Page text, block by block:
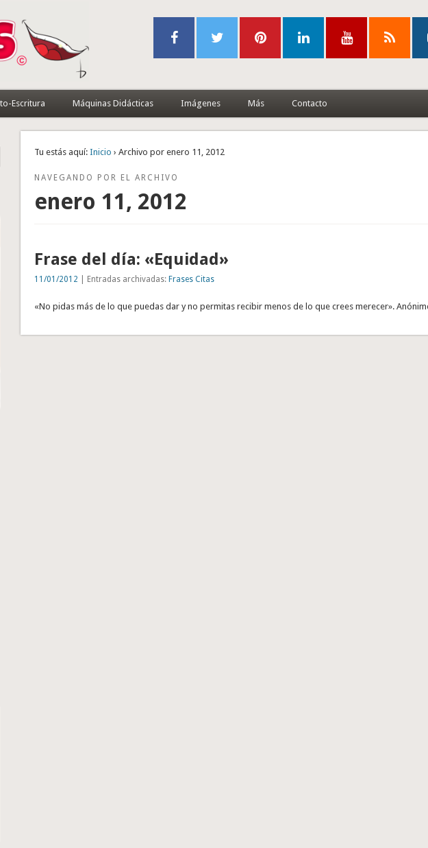
Escritura Máquinas Didácticas Imágenes Más Contacto
Tu estás aquí: Inicio › Archivo por enero 11, 2012
NAVEGANDO POR EL ARCHIVO
enero 11, 2012
Frase del día: «Equidad»
11/01/2012 | Entradas archivadas:Frases Citas
«No pidas más de lo que puedas dar y no permitas recibir menos de lo que crees merecer».